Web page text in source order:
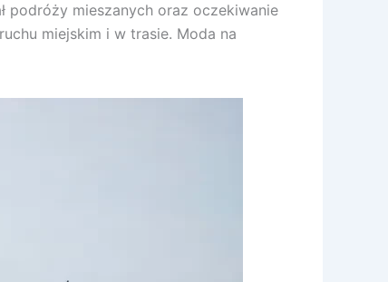
podróży mieszanych oraz oczekiwanie
miejskim i w trasie. Moda na